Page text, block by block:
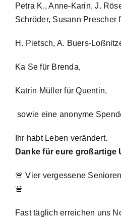
Petra K., Anne-Karin, J.
Schröder, Susann Prescher
H. Pietsch, A. Buers-
Ka Se für Brenda,
Katrin Müller für Quentin,
sowie eine anonyme
Ihr habt Leben verändert.
Danke für eure großartige
🚨 Vier vergessene
🚨
Fast täglich erreichen uns